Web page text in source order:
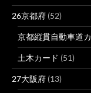
26京都府 (52)
京都縦貫自動車道
土木カード (51)
27大阪府 (13)